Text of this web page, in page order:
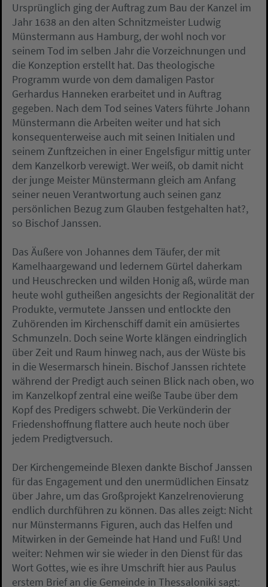
Ursprünglich ging der Auftrag zum Bau der Kanzel im
Jahr 1638 an den alten Schnitzmeister Ludwig
Münstermann aus Hamburg, der wohl noch vor
seinem Tod im selben Jahr die Vorzeichnungen und
die Konzeption erstellt hat. Das theologische
Programm wurde von dem damaligen Pastor
Gerhardus Hanneken erarbeitet und in Auftrag
gegeben. Nach dem Tod seines Vaters führte Johann
Münstermann die Arbeiten weiter und hat sich
konsequenterweise auch mit seinen Initialen und
seinem Zunftzeichen in einer Engelsfigur mittig unter
dem Kanzelkorb verewigt. Wer weiß, ob damit nicht
der junge Meister Münstermann gleich am Anfang
seiner neuen Verantwortung auch seinen ganz
persönlichen Bezug zum Glauben festgehalten hat?,
so Bischof Janssen.
Das Äußere von Johannes dem Täufer, der mit
Kamelhaargewand und ledernem Gürtel daherkam
und Heuschrecken und wilden Honig aß, würde man
heute wohl gutheißen angesichts der Regionalität der
Produkte, vermutete Janssen und entlockte den
Zuhörenden im Kirchenschiff damit ein amüsiertes
Schmunzeln. Doch seine Worte klängen eindringlich
über Zeit und Raum hinweg nach, aus der Wüste bis
in die Wesermarsch hinein. Bischof Janssen richtete
während der Predigt auch seinen Blick nach oben, wo
im Kanzelkopf zentral eine weiße Taube über dem
Kopf des Predigers schwebt. Die Verkünderin der
Friedenshoffnung flattere auch heute noch über
jedem Predigtversuch.
Der Kirchengemeinde Blexen dankte Bischof Janssen
für das Engagement und den unermüdlichen Einsatz
über Jahre, um das Großprojekt Kanzelrenovierung
endlich durchführen zu können. Das alles zeigt: Nicht
nur Münstermanns Figuren, auch das Helfen und
Mitwirken in der Gemeinde hat Hand und Fuß! Und
weiter: Nehmen wir sie wieder in den Dienst für das
Wort Gottes, wie es ihre Umschrift hier aus Paulus
erstem Brief an die Gemeinde in Thessaloniki sagt: